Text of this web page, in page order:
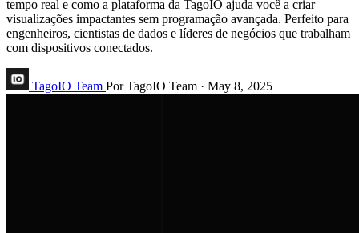
tempo real e como a plataforma da TagoIO ajuda você a criar
visualizações impactantes sem programação avançada. Perfeito para
engenheiros, cientistas de dados e líderes de negócios que trabalham
com dispositivos conectados.
TagoIO Team Por TagoIO Team · May 8, 2025